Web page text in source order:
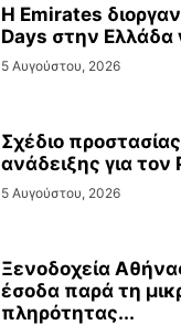
Η Emirates
Days στην
5 Αυγούστου, 2026
Σχέδιο
ανάδειξης για
5 Αυγούστου, 2026
Ξενοδοχεία
έσοδα παρά τη
πληρότητας...